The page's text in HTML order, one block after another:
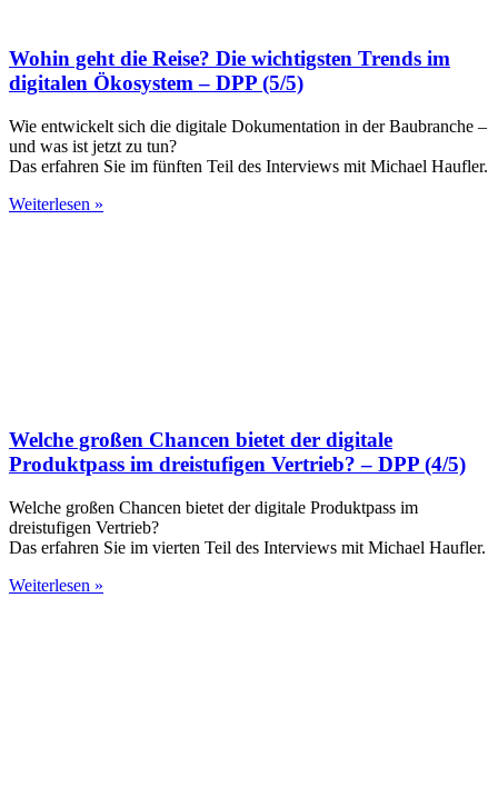
Wohin geht die Reise? Die wichtigsten Trends im
digitalen Ökosystem – DPP (5/5)
Wie entwickelt sich die digitale Dokumentation in der Baubranche –
und was ist jetzt zu tun?
Das erfahren Sie im fünften Teil des Interviews mit Michael Haufler.
Weiterlesen »
Welche großen Chancen bietet der digitale
Produktpass im dreistufigen Vertrieb? – DPP (4/5)
Welche großen Chancen bietet der digitale Produktpass im
dreistufigen Vertrieb?
Das erfahren Sie im vierten Teil des Interviews mit Michael Haufler.
Weiterlesen »